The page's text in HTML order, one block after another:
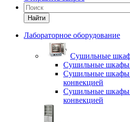
Найти
Лабораторное оборудование
Cушильные
Сушильные шкафы
Сушильные шкафы
конвекцией
Сушильные шкафы
конвекцией